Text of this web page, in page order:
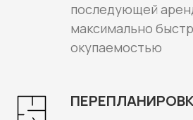
последующей
максимально
окупаемостью